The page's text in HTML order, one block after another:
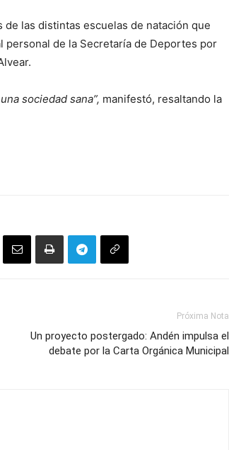
las distintas escuelas de natación que
personal de la Secretaría de Deportes por
sociedad sana”, manifestó, resaltando la
Próxima Nota
Un proyecto postergado: Andén impulsa el
debate por la Carta Orgánica Municipal